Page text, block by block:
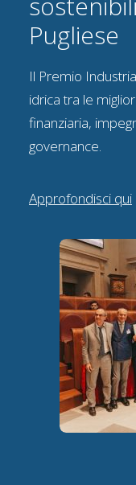
Pugliese
Il Premio
idrica tra le
finanziaria,
governance.
Approfondisci qui